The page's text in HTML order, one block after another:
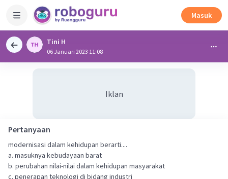
Masuk
Tini H
06 Januari 2023 11:08
Iklan
Pertanyaan
modernisasi dalam kehidupan berarti....
a. masuknya kebudayaan barat
b. perubahan nilai-nilai dalam kehidupan masyarakat
c. penerapan teknologi di bidang industri